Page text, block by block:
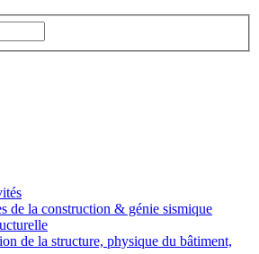
de la construction & génie sismique
de la structure, physique du bâtiment,